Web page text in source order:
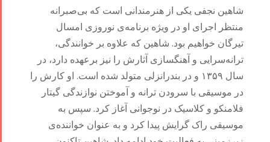
شاهین نجفی یکی از هنرمندانی است که بی‌صبرانه
منتظر اجرای او در ویژه برنامه‌ی نوروزی امسال
تیرگان خواهیم بود. شاهین که علاوه بر خوانندگی،
ترانه‌سرایی و آهنگسازی آثارش را نیز برعهده دارد، در
سال ۱۳۵۹ و در بندرانزلی متولد شده است. او کارش را
در موسیقی با سرودن ترانه و آموختن نوازندگی گیتار
فلامنکو و کلاسیک در نوجوانی آغاز کرد. سپس به
موسیقی راک گرایش پیدا کرد و به عنوان خواننده‌ی
iBRIDGE Toronto -
Iranian Intellectuals -
For Iran
Tammuz
Summer
Festival -
2022
Tirgan
Kids Time
Contests
Short Story
2015
Short Story
2013